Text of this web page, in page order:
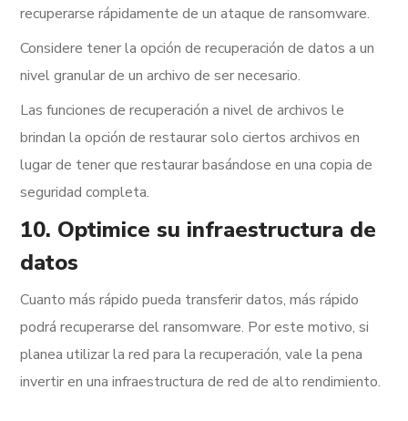
recuperarse rápidamente de un ataque de ransomware.
Considere tener la opción de recuperación de datos a un
nivel granular de un archivo de ser necesario.
Las funciones de recuperación a nivel de archivos le
brindan la opción de restaurar solo ciertos archivos en
lugar de tener que restaurar basándose en una copia de
seguridad completa.
10. Optimice su infraestructura de
datos
Cuanto más rápido pueda transferir datos, más rápido
podrá recuperarse del ransomware. Por este motivo, si
planea utilizar la red para la recuperación, vale la pena
invertir en una infraestructura de red de alto rendimiento.